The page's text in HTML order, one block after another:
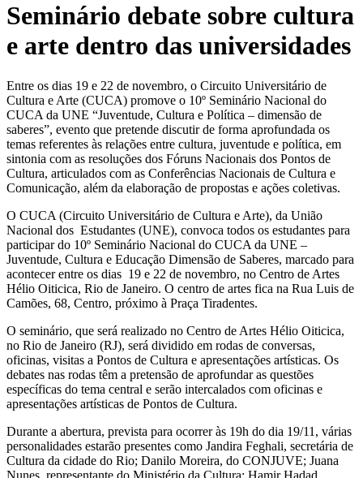
Seminário debate sobre cultura
e arte dentro das universidades
Entre os dias 19 e 22 de novembro, o Circuito Universitário de
Cultura e Arte (CUCA) promove o 10º Seminário Nacional do
CUCA da UNE “Juventude, Cultura e Política – dimensão de
saberes”, evento que pretende discutir de forma aprofundada os
temas referentes às relações entre cultura, juventude e política, em
sintonia com as resoluções dos Fóruns Nacionais dos Pontos de
Cultura, articulados com as Conferências Nacionais de Cultura e
Comunicação, além da elaboração de propostas e ações coletivas.
O CUCA (Circuito Universitário de Cultura e Arte), da União
Nacional dos Estudantes (UNE), convoca todos os estudantes para
participar do 10º Seminário Nacional do CUCA da UNE –
Juventude, Cultura e Educação Dimensão de Saberes, marcado para
acontecer entre os dias 19 e 22 de novembro, no Centro de Artes
Hélio Oiticica, Rio de Janeiro. O centro de artes fica na Rua Luis de
Camões, 68, Centro, próximo à Praça Tiradentes.
O seminário, que será realizado no Centro de Artes Hélio Oiticica,
no Rio de Janeiro (RJ), será dividido em rodas de conversas,
oficinas, visitas a Pontos de Cultura e apresentações artísticas. Os
debates nas rodas têm a pretensão de aprofundar as questões
específicas do tema central e serão intercalados com oficinas e
apresentações artísticas de Pontos de Cultura.
Durante a abertura, prevista para ocorrer às 19h do dia 19/11, várias
personalidades estarão presentes como Jandira Feghali, secretária de
Cultura da cidade do Rio; Danilo Moreira, do CONJUVE; Juana
Nunes, representante do Ministério da Cultura; Hamir Hadad,